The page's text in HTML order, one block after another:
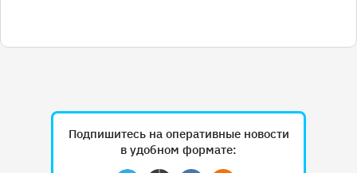
Подпишитесь на оперативные новости
в удобном формате: